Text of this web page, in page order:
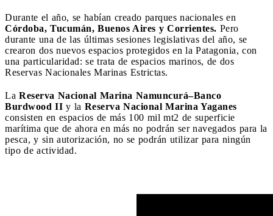
Durante el año, se habían creado parques nacionales en
Córdoba, Tucumán, Buenos Aires y Corrientes. Pero
durante una de las últimas sesiones legislativas del año, se
crearon dos nuevos espacios protegidos en la Patagonia, con
una particularidad: se trata de espacios marinos, de dos
Reservas Nacionales Marinas Estrictas.
La Reserva Nacional Marina Namuncurá–Banco
Burdwood II y la Reserva Nacional Marina Yaganes
consisten en espacios de más 100 mil mt2 de superficie
marítima que de ahora en más no podrán ser navegados para la
pesca, y sin autorización, no se podrán utilizar para ningún
tipo de actividad.